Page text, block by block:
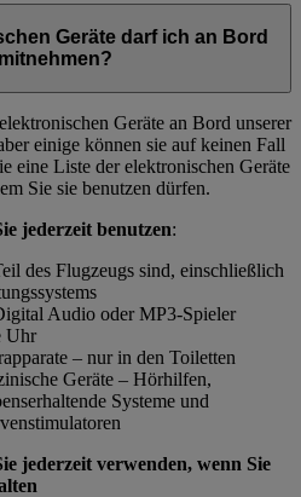
Geräte darf ich an Bord
mitnehmen?
Geräte an Bord unserer
einige können sie auf keinen Fall
eine Liste der elektronischen Geräte
Sie sie benutzen dürfen.
jederzeit benutzen:
des Flugzeugs sind, einschließlich
Audio oder MP3-Spieler
Uhr
– nur in den Toiletten
Geräte – Hörhilfen,
Systeme und
jederzeit verwenden, wenn Sie